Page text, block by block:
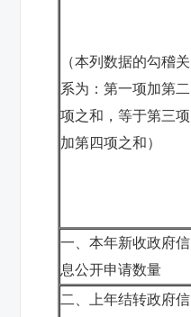
（本列数据的勾稽关
系为：第一项加第二
项之和，等于第三项
加第四项之和）
一、本年新收政府信
息公开申请数量
二、上年结转政府信